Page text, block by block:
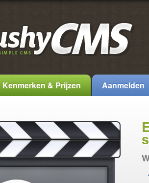
Kenmerken & Prijzen Aanmelden